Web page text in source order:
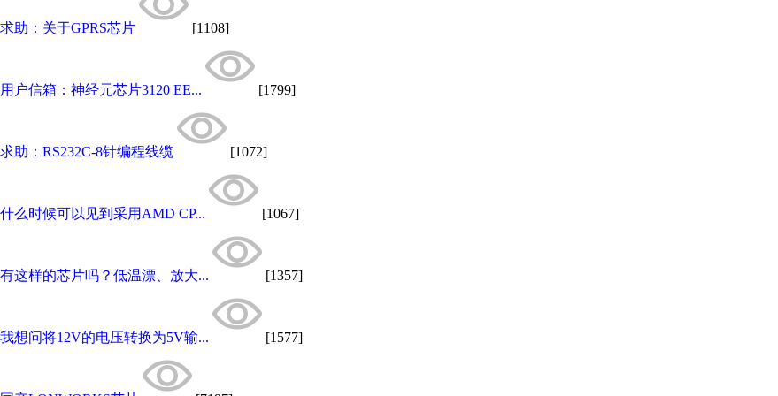
求助：关于GPRS芯片 [1108]
用户信箱：神经元芯片3120 EE... [1799]
求助：RS232C-8针编程线缆 [1072]
什么时候可以见到采用AMD CP... [1067]
有这样的芯片吗？低温漂、放大... [1357]
我想问将12V的电压转换为5V输... [1577]